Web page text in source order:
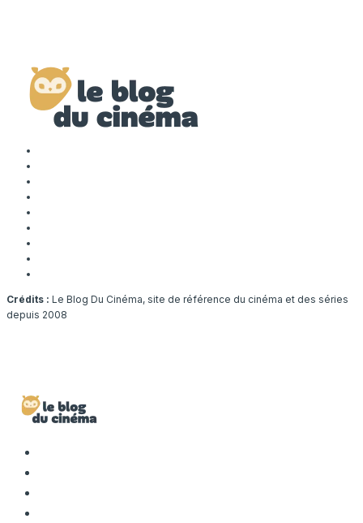
Crédits : Le Blog Du Cinéma, site de référence du cinéma et des séries
depuis 2008